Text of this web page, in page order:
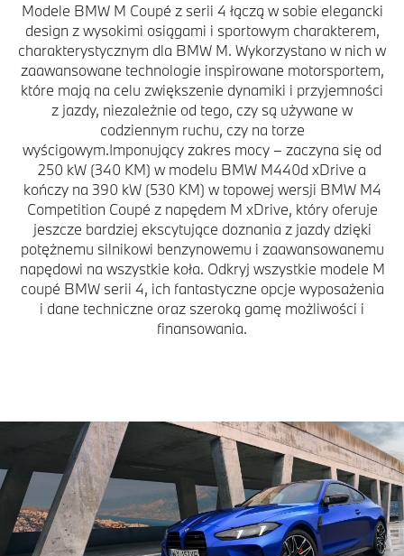
Modele BMW M Coupé z serii 4 łączą w sobie elegancki
design z wysokimi osiągami i sportowym charakterem,
charakterystycznym dla BMW M. Wykorzystano w nich w
zaawansowane technologie inspirowane motorsportem,
które mają na celu zwiększenie dynamiki i przyjemności
z jazdy, niezależnie od tego, czy są używane w
codziennym ruchu, czy na torze
wyścigowym.Imponujący zakres mocy – zaczyna się od
250 kW (340 KM) w modelu BMW M440d xDrive a
kończy na 390 kW (530 KM) w topowej wersji BMW M4
Competition Coupé z napędem M xDrive, który oferuje
jeszcze bardziej ekscytujące doznania z jazdy dzięki
potężnemu silnikowi benzynowemu i zaawansowanemu
napędowi na wszystkie koła. Odkryj wszystkie modele M
coupé BMW serii 4, ich fantastyczne opcje wyposażenia
i dane techniczne oraz szeroką gamę możliwości i
finansowania.